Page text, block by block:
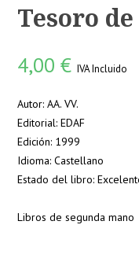
Tesoro
4,00€ IVA Incluido
Autor: AA. VV.
Editorial: EDAF
Edición: 1999
Idioma: Castellano
Estado del libro:
Libros de segunda mano